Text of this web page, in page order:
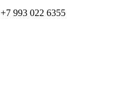
+7 993 022 6355